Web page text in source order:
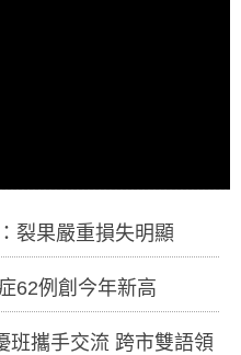
裂果嚴重損失明顯
62例創今年新高
班攜手交流 跨市雙語領